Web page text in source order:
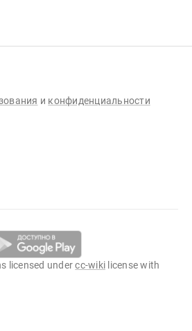
и конфиденциальности
licensed undercc-wiki license with